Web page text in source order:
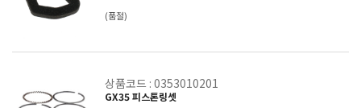
(품절)
상품코드 : 0353010201
GX35 피스톤링셋